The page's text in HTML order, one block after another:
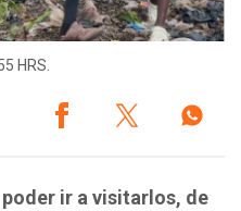
HRS.
ir a visitarlos, de